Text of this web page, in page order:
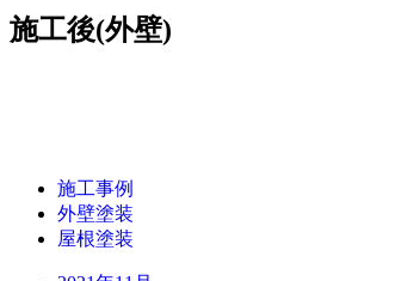
施工後(外壁)
施工事例
外壁塗装
屋根塗装